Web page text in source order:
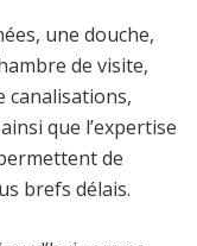
une douche,
de visite,
canalisations,
que l’expertise
de
brefs délais.